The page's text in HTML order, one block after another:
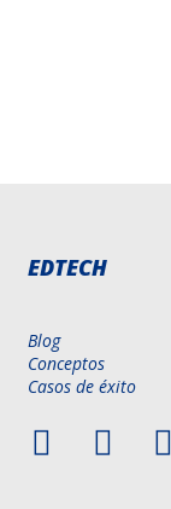
EDTECH
Blog
Conceptos
Casos de éxito